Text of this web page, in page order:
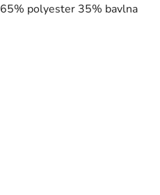
65% polyester 35% bavlna